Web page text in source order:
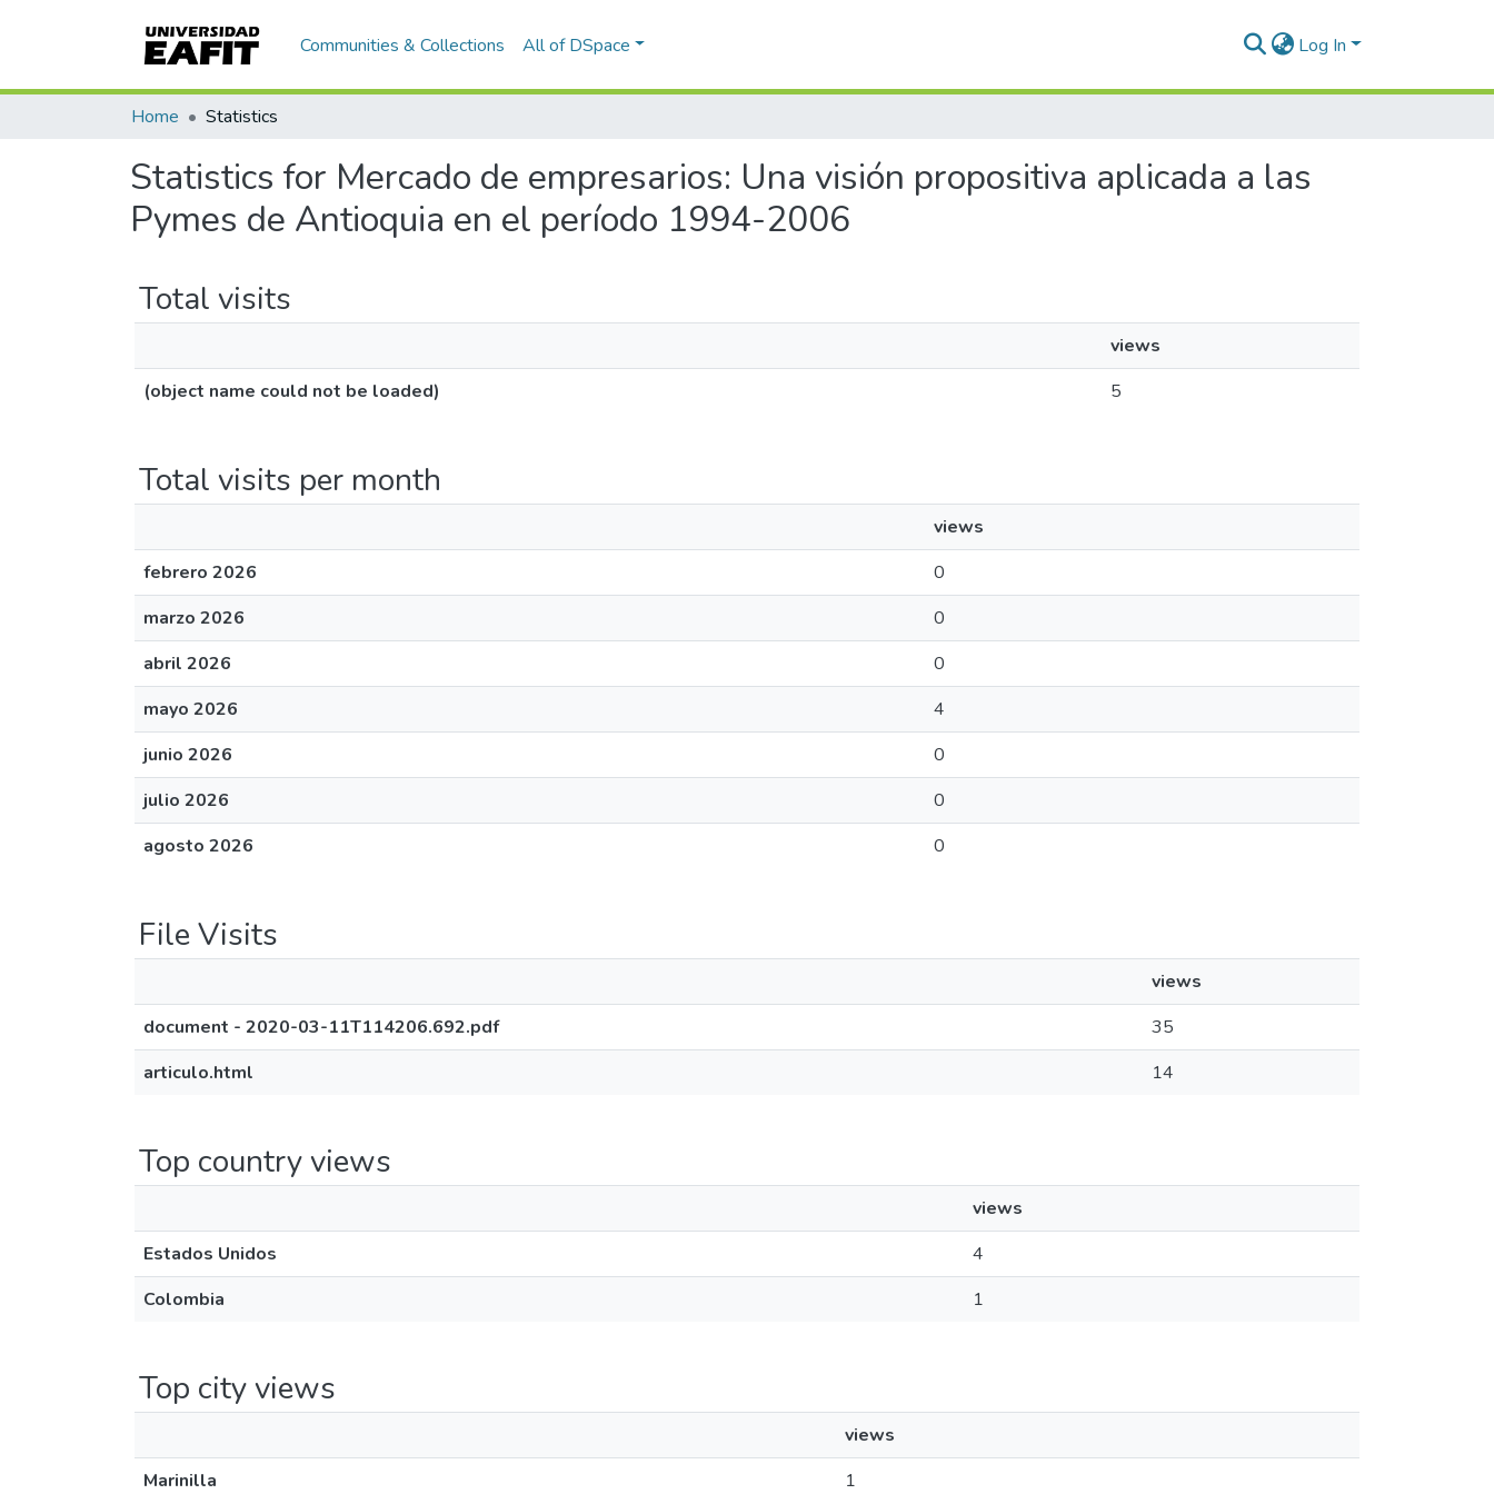
Communities & Collections All of DSpace Log In
Home Statistics
Statistics for Mercado de empresarios: Una visión propositiva aplicada a las
Pymes de Antioquia en el período 1994-2006
Total visits
views
(object name could not be loaded)
5
Total visits per month
views
febrero 2026
0
marzo 2026
0
abril 2026
0
mayo 2026
4
junio 2026
0
julio 2026
0
agosto 2026
0
File Visits
views
document - 2020-03-11T114206.692.pdf
35
articulo.html
14
Top country views
views
Estados Unidos
4
Colombia
1
Top city views
views
Marinilla
1